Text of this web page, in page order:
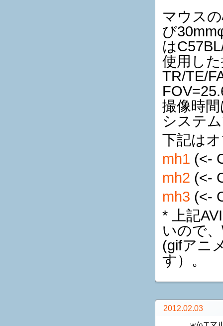
マウス
び
は
使用し
TR/TE/
撮像時
システ
下記は
mh1 (<-
mh2 (<-
mh3 (<-
* 上記
いので
(gifアニ
す）。
2012.02.03